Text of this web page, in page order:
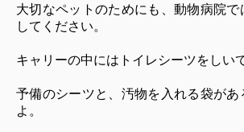
大切なペットのためにも、動物病院で
してください。
キャリーの中にはトイレシーツをしい
予備のシーツと、汚物を入れる袋があ
よ。